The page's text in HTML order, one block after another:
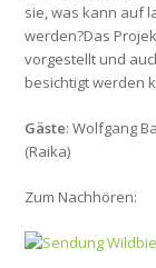
sie, was kann auf
werden?Das
vorgestellt und
besichtigt werden
Gäste: Wolfgang
(Raika)
Zum Nachhören: